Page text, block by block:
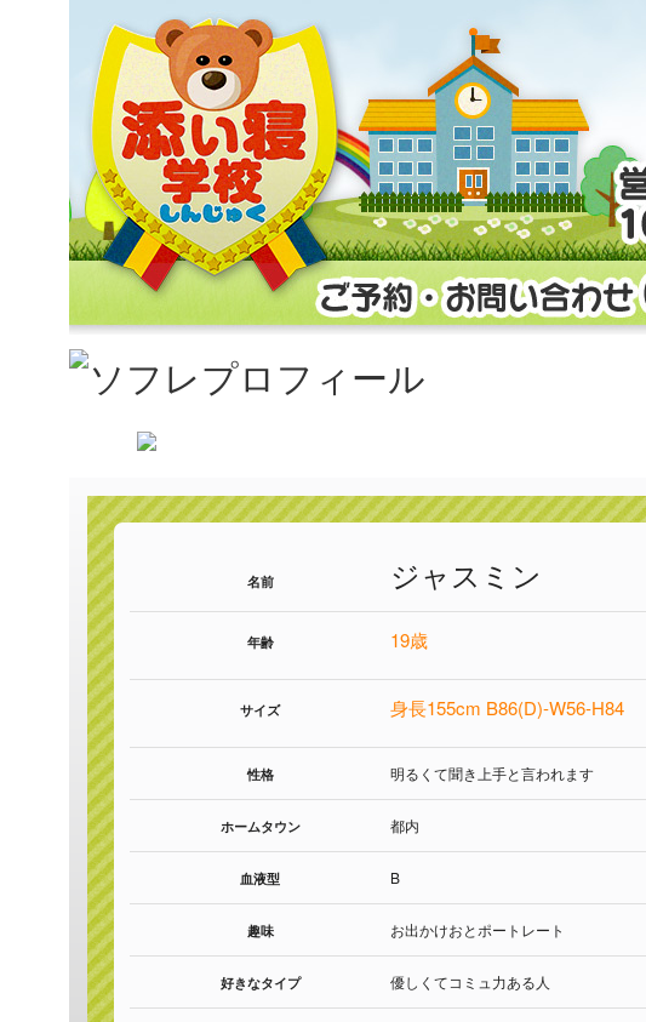
名前 ジャスミン
年齢 19歳
サイズ 身長155cm B86(D)-W56-H84
性格 明るくて聞き上手と言われます
ホームタウン 都内
血液型 B
趣味 お出かけおとポートレート
好きなタイプ 優しくてコミュ力ある人